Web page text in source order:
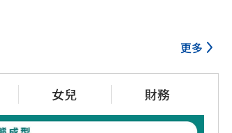
更多
女兒 財務